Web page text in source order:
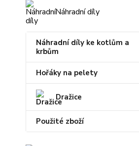
Náhradní díly
Náhradní díly ke kotlům a
krbům
Hořáky na pelety
Dražice
Použité zboží